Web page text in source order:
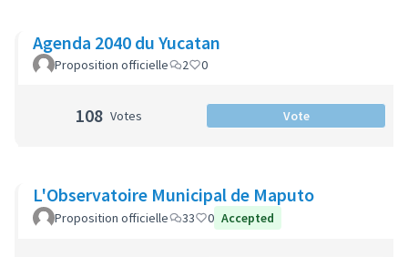
Agenda 2040 du Yucatan
Proposition officielle 2 0
108 Votes Vote
L'Observatoire Municipal de Maputo
Proposition officielle 33 0 Accepted